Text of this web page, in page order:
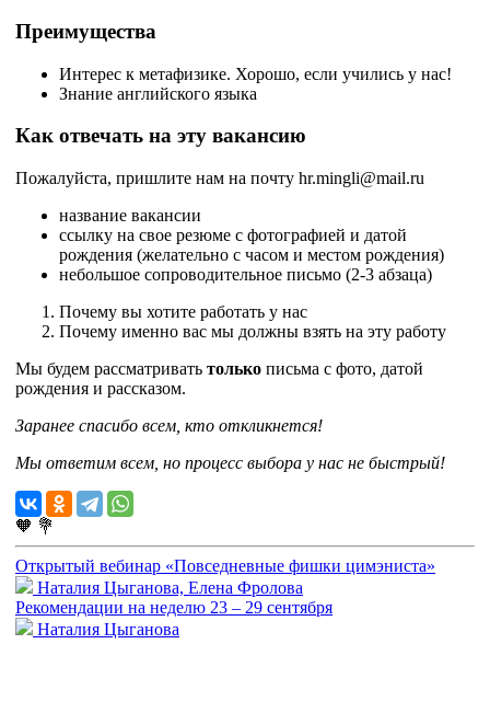
Преимущества
Интерес к метафизике. Хорошо, если учились у нас!
Знание английского языка
Как отвечать на эту вакансию
Пожалуйста, пришлите нам на почту hr.mingli@mail.ru
название вакансии
ссылку на свое резюме с фотографией и датой
рождения (желательно с часом и местом рождения)
небольшое сопроводительное письмо (2-3 абзаца)
Почему вы хотите работать у нас
Почему именно вас мы должны взять на эту работу
Мы будем рассматривать только письма с фото, датой
рождения и рассказом.
Заранее спасибо всем, кто откликнется!
Мы ответим всем, но процесс выбора у нас не быстрый!
🧡 💐
Открытый вебинар «Повседневные фишки цимэниста»
Наталия Цыганова, Елена Фролова
Рекомендации на неделю 23 – 29 сентября
Наталия Цыганова